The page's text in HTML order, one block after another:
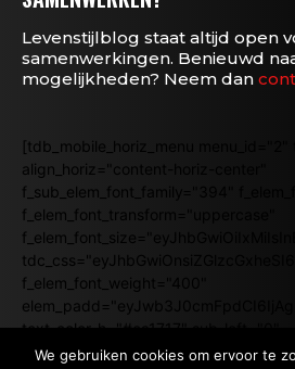
Levenstijlblog staat altijd open
samenwerkingen. Benieuwd
mogelijkheden? Neem dan
[tdb_mobile_horiz_menu
align_horiz="content-horiz-center"
f_sub_elem_font_family="394"
f_elem_font_transform="uppercase"
f_elem_font_weight="400"
text_color_h="#ea1717" sub_left="0"
submenu_align="content-horiz-center"
We gebruiken cookies om ervoor te